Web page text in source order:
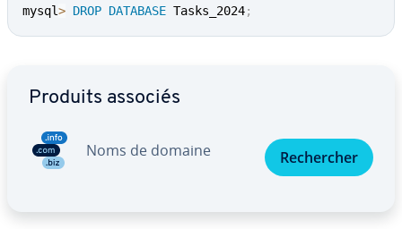
mysql> DROP DATABASE Tasks_2024;
Produits associés
Noms de domaine Re­cher­cher